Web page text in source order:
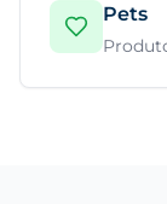
Pets